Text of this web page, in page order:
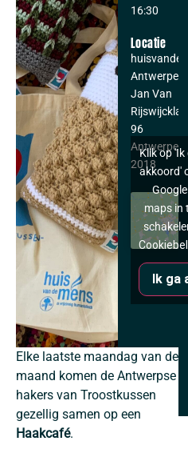
16:30
Locatie
Antwerpen
Jan Van
Rijswijcklaan
96
Antwerpen
2018
Klik op 'Ik
akkoord'
Google
maps in
Ik ga
Elke laatste maandag van de
maand komen de Antwerpse
hakers van Troostkussen
gezellig samen op een
Haakcafé.